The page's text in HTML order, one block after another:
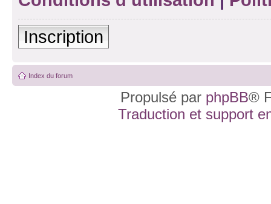
Inscription
Index du forum
Propulsé par phpBB®
Traduction et support